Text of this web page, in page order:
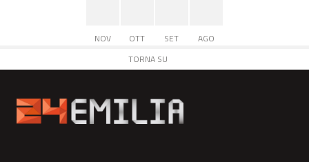
NOV OTT SET
AGO
TORNA SU